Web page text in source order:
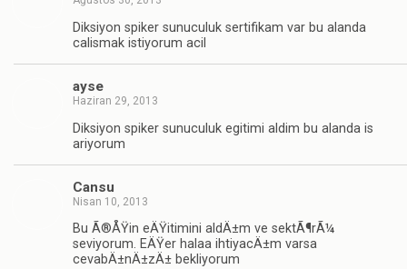
Diksiyon spiker sunuculuk sertifikam var bu alanda
calismak istiyorum acil
ayse
Haziran 29, 2013
Diksiyon spiker sunuculuk egitimi aldim bu alanda is
ariyorum
Cansu
Nisan 10, 2013
Bu Ã®ÅŸin eÄŸitimini aldÄ±m ve sektÃ¶rÃ¼
seviyorum. EÄŸer halaa ihtiyacÄ±m varsa
cevabÄ±nÄ±zÄ± bekliyorum